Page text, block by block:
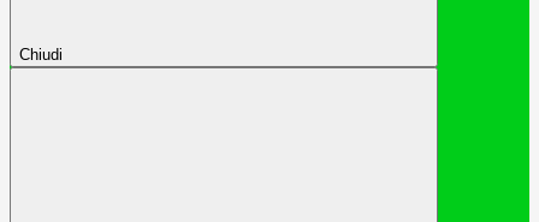
Chiudi